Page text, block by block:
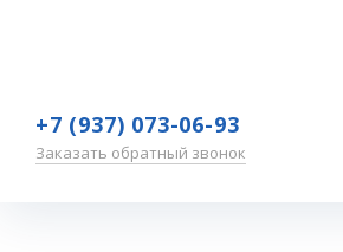
+7 (937) 073-06-93
Заказать обратный звонок